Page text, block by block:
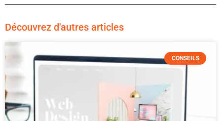
Découvrez d'autres articles
CONSEILS